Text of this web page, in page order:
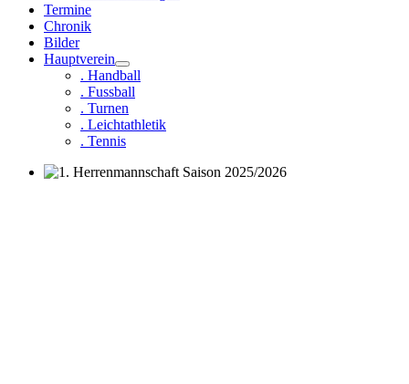
Termine
Chronik
Bilder
Hauptverein
. Handball
. Fussball
. Turnen
. Leichtathletik
. Tennis